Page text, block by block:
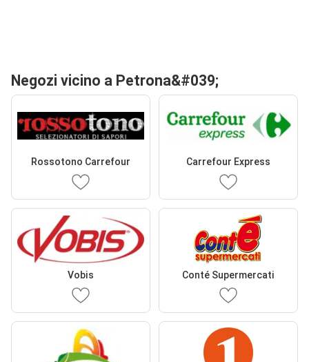
Negozi vicino a Petrona&#039;
Rossotono Carrefour Carrefour Express
Vobis Conté Supermercati